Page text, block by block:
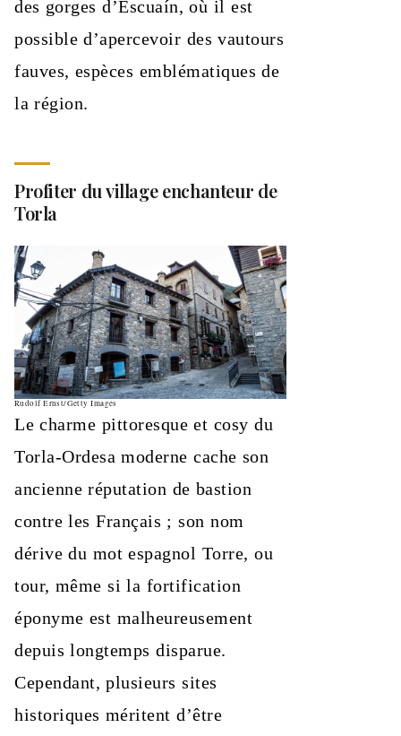
des gorges d’Escuaín, où il est
possible d’apercevoir des vautours
fauves, espèces emblématiques de
la région.
Profiter du village enchanteur de
Torla
Rudolf Ernst/Getty Images
Le charme pittoresque et cosy du
Torla-Ordesa moderne cache son
ancienne réputation de bastion
contre les Français ; son nom
dérive du mot espagnol Torre, ou
tour, même si la fortification
éponyme est malheureusement
depuis longtemps disparue.
Cependant, plusieurs sites
historiques méritent d’être